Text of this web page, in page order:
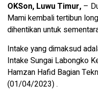
OKSon, Luwu Timur, –
Mami kembali tertibun
dihentikan untuk
Intake yang dimaksud
Intake Sungai Labongko
Hamzan Hafid Bagian
(01/04/2023) .